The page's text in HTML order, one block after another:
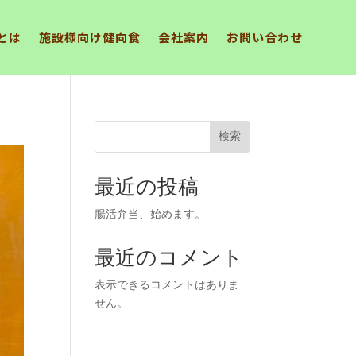
は 施設様向け健向食 会社案内 お問い合わせ
検索
最近の投稿
腸活弁当、始めます。
最近のコメント
表示できるコメントはありま
せん。